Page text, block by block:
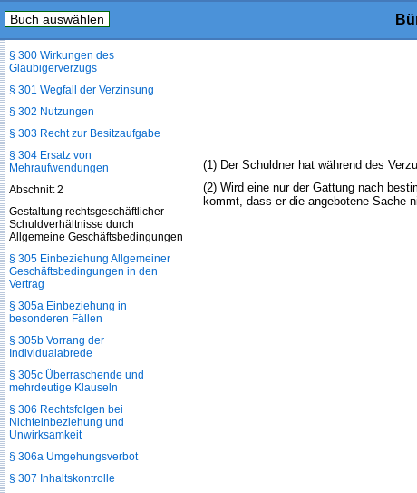
Buch auswählen
(1) Der Schuldner hat während des
(2) Wird eine nur der Gattung nach
kommt, dass er die angebotene Sache
§ 299 Vorübergehende
§ 300 Wirkungen des
Gläubigerverzugs
§ 301 Wegfall der Verzinsung
§ 302 Nutzungen
§ 303 Recht zur Besitzaufgabe
§ 304 Ersatz von
Mehraufwendungen
Abschnitt 2
Gestaltung rechtsgeschäftlicher
Schuldverhältnisse durch
Allgemeine Geschäftsbedingungen
§ 305 Einbeziehung Allgemeiner
Geschäftsbedingungen in den
Vertrag
§ 305a Einbeziehung in
besonderen Fällen
§ 305b Vorrang der
Individualabrede
§ 305c Überraschende und
mehrdeutige Klauseln
§ 306 Rechtsfolgen bei
Nichteinbeziehung und
Unwirksamkeit
§ 306a Umgehungsverbot
§ 307 Inhaltskontrolle